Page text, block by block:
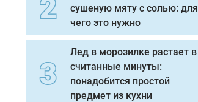
сушеную мяту с солью: для
чего это нужно
Лед в морозилке растает в
считанные минуты:
понадобится простой
предмет из кухни